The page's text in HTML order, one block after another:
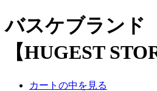
バスケブランド
【HUGEST
カートの中を見る